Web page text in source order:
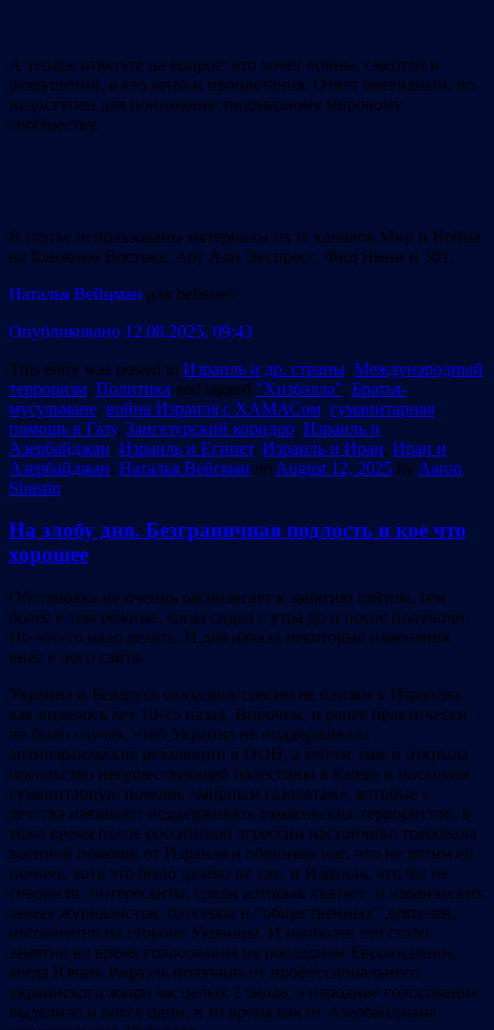
А теперь ответьте на вопрос: кто хочет войны, смертей и
разрушений, а кто мира и процветания. Ответ очевидный, но
недоступен для понимания лицемерному мировому
сообществу.
В статье использованы материалы из тг каналов Мир и Война
на Ближнем Востоке, Абу Али Экспресс, Фид Ямин и 301.
Наталья Вейцман для belisrael
Опубликовано 12.08.2025, 09:43
This entry was posted in Израиль и др. страны, Международный
терроризм, Политика and tagged "Хизбалла", Братья-
мусульмане, война Израиля с ХАМАСом, гуманитарная
помощь в Газу, Зангезурский коридор, Израиль и
Азербайджан, Израиль и Египет, Израиль и Иран, Иран и
Азербайджан, Наталья Вейсман on August 12, 2025 by Aaron
Shustin.
На злобу дня. Безграничная подлость и кое что
хорошее
Обстановка не оченнь располагает к занятию сайтом, тем
более в том режиме, когда сидел с утра до и после полуночи.
Но что-то надо делать. И для начала некоторые изменения
внес в лого сайта.
Украина и Беларусь оказались совсем не близки к Израилю,
как виделось лет 10-15 назад. Впрочем, и ранее практически
не было случая, чтоб Украина не поддерживала
антиизраильские резолюции в ООН, а сейчас еще и открыла
посольство несуществующей палестины в Киеве и посылала
гуманитарную помощь «мирным газоватам», которые с
детства начинают поддерживать хамасовских террористов, в
тоже время после российской агрессии настойчиво требовала
военной помощи от Израиля и обвиняла нас, что не хотим ей
помочь, хотя это было далеко не так, и Израиль, что бы не
говорили интересанты, среди которых хватает и израильских
левых журналистов, блогеров и “общественных” деятелей,
несомненно на стороне Украины. И наиболее это стало
заметно во время голосования на последнем Евровидении,
когда Юваль Рафаэль получила от профессионального
украинского жюри аж целых 2 балла, а народное голосование
выделило и вовсе один, в то время как от Азербайджана